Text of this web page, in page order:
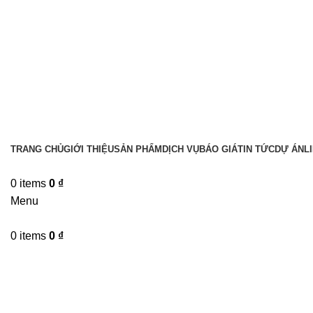
TRANG CHỦGIỚI THIỆUSẢN PHẨM DỊCH VỤBÁO GIÁTIN TỨCDỰ ÁN
0 items 0 ₫
Menu
0 items 0 ₫